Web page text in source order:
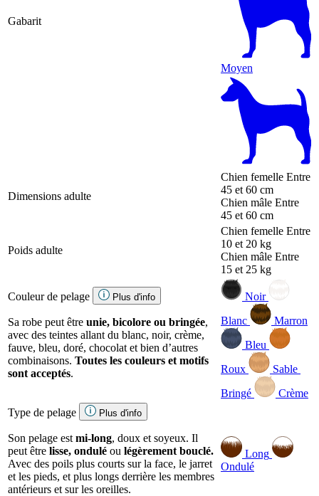
Gabarit
Moyen
Dimensions adulte
Chien femelle Entre
45 et 60 cm
Chien mâle Entre
45 et 60 cm
Poids adulte
Chien femelle Entre
10 et 20 kg
Chien mâle Entre
15 et 25 kg
Couleur de pelage Plus d'info
Sa robe peut être unie, bicolore ou bringée,
avec des teintes allant du blanc, noir, crème,
fauve, bleu, doré, chocolat et bien d’autres
combinaisons. Toutes les couleurs et motifs
sont acceptés.
Noir
Blanc
Marron
Bleu
Roux
Sable
Bringé
Crème
Type de pelage
Plus d'info
Son pelage est mi-long, doux et soyeux. Il
peut être lisse, ondulé ou légèrement bouclé.
Avec des poils plus courts sur la face, le jarret
et les pieds, et plus longs derrière les membres
antérieurs et sur les oreilles.
Long
Ondulé